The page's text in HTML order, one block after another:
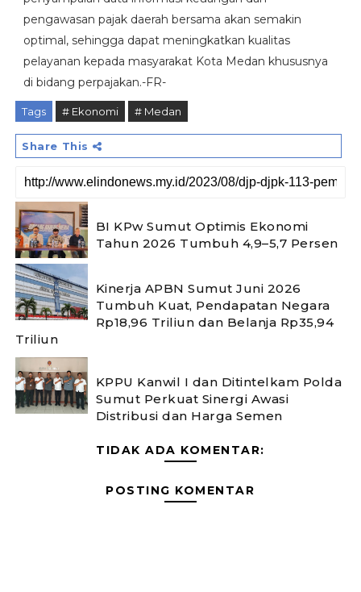
pengawasan pajak daerah bersama akan semakin
optimal, sehingga dapat meningkatkan kualitas
pelayanan kepada masyarakat Kota Medan khususnya
di bidang perpajakan.-FR-
Tags # Ekonomi # Medan
Share This
BI KPw Sumut Optimis Ekonomi
Tahun 2026 Tumbuh 4,9–5,7 Persen
Kinerja APBN Sumut Juni 2026
Tumbuh Kuat, Pendapatan Negara
Rp18,96 Triliun dan Belanja Rp35,94
Triliun
KPPU Kanwil I dan Ditintelkam Polda
Sumut Perkuat Sinergi Awasi
Distribusi dan Harga Semen
TIDAK ADA KOMENTAR:
POSTING KOMENTAR